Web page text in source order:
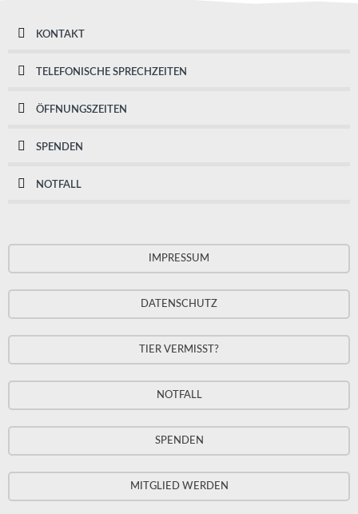
KONTAKT
TELEFONISCHE SPRECHZEITEN
ÖFFNUNGSZEITEN
SPENDEN
NOTFALL
IMPRESSUM
DATENSCHUTZ
TIER VERMISST?
NOTFALL
SPENDEN
MITGLIED WERDEN